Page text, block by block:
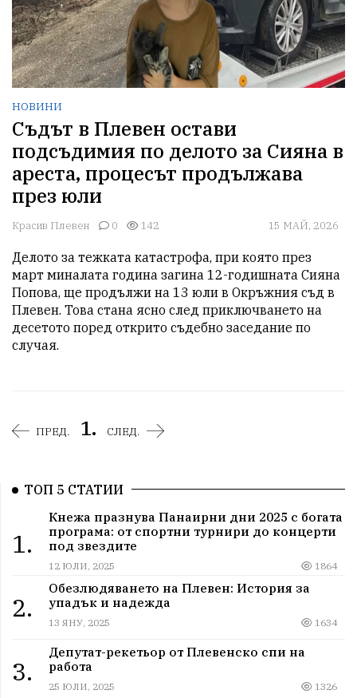
НОВИНИ
Съдът в Плевен остави
подсъдимия по делото за Сияна в
ареста, процесът продължава
през юли
Красив Плевен 0 142 15 МАЙ, 2026
Делото за тежката катастрофа, при която през
март миналата година загина 12-годишната Сияна
Попова, ще продължи на 13 юли в Окръжния съд в
Плевен. Това стана ясно след приключването на
десетото поред открито съдебно заседание по
случая.
ПРЕД. 1. СЛЕД.
ТОП 5 СТАТИИ
1.
Кнежа празнува Панаирни дни 2025 с богата
програма: от спортни турнири до концерти
под звездите
12 ЮЛИ, 2025 1864
2.
Обезлюдяването на Плевен: История за
упадък и надежда
13 ЯНУ, 2025 1634
3.
Депутат-рекетьор от Плевенско спи на
работа
25 ЮЛИ, 2025 1326